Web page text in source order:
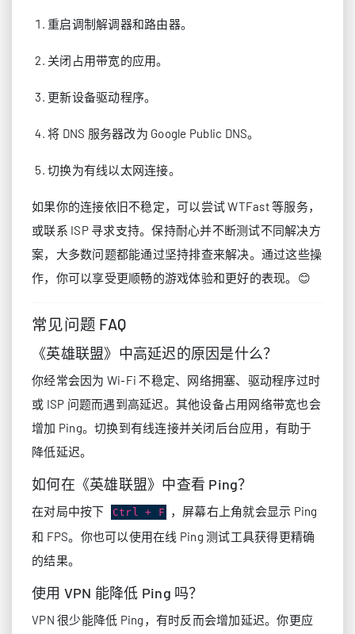
重启调制解调器和路由器。
关闭占用带宽的应用。
更新设备驱动程序。
将 DNS 服务器改为 Google Public DNS。
切换为有线以太网连接。
如果你的连接依旧不稳定，可以尝试 WTFast 等服务，
或联系 ISP 寻求支持。保持耐心并不断测试不同解决方
案，大多数问题都能通过坚持排查来解决。通过这些操
作，你可以享受更顺畅的游戏体验和更好的表现。😊
常见问题 FAQ
《英雄联盟》中高延迟的原因是什么？
你经常会因为 Wi‑Fi 不稳定、网络拥塞、驱动程序过时
或 ISP 问题而遇到高延迟。其他设备占用网络带宽也会
增加 Ping。切换到有线连接并关闭后台应用，有助于
降低延迟。
如何在《英雄联盟》中查看 Ping？
在对局中按下 Ctrl + F
，屏幕右上角就会显示 Ping
和 FPS。你也可以使用在线 Ping 测试工具获得更精确
的结果。
使用 VPN 能降低 Ping 吗？
VPN 很少能降低 Ping，有时反而会增加延迟。你更应